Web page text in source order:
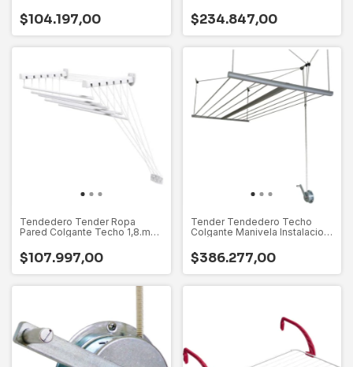
$104.197,00
Estructura De Aluminio
$234.847,00
Tendedero Tender Ropa
Pared Colgante Techo 1,8.m
Del Techo O De La Pared -
Tenemos Stock
$107.997,00
Tender Tendedero Techo
Colgante Manivela Instalacion
El Peso
$386.277,00